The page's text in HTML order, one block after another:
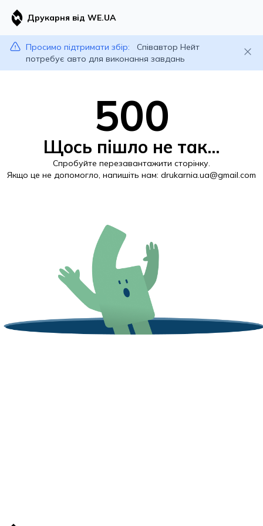
Друкарня від WE.UA
Просимо підтримати збір:
Співавтор Нейт
потребує авто для виконання завдань
500
Щось пішло не так...
Спробуйте перезавантажити сторінку.
Якщо це не допомогло, напишіть нам: drukarnia.ua@gmail.com